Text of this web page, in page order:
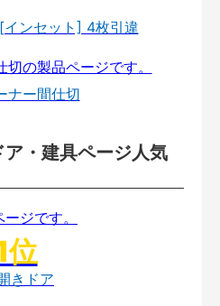
ンセット] 4枚引違
ナー間仕切
・建具ページ人気
きドア